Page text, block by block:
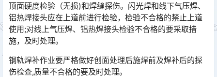
顶面硬度检验（无损)和焊缝探伤。闪光焊和线下气压焊、
铝热焊接头应在上道前进行检验，检验不合格的禁止上道
使用;对线上气压焊、铝热焊接头检验不合格的要采取措
施，及时处理。󠅅󠅃󠄵󠅂󠄪󠇖󠆨󠆨󠇕󠆞󠆒󠅬󠇘󠆭󠆘󠇙󠆝󠅵󠇗󠆭󠆁󠄐󠇗󠅹󠅸󠇖󠆍󠅳󠇖󠅹󠅰󠇖󠆌󠅹
钢轨焊补作业要严格做好创面处理后施焊前及焊补后的探
伤检查,质量不合格的要及时处理。